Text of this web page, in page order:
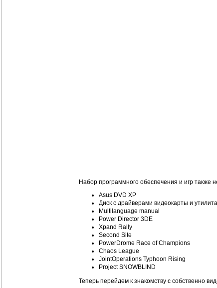
Набор программного обеспечения и игр также
Asus DVD XP
Диск с драйверами видеокарты и
Multilanguage manual
Power Director 3DE
Xpand Rally
Second Site
PowerDrome Race of Champions
Chaos League
JointOperations Typhoon Rising
Project SNOWBLIND
Теперь перейдем к знакомству с собственно